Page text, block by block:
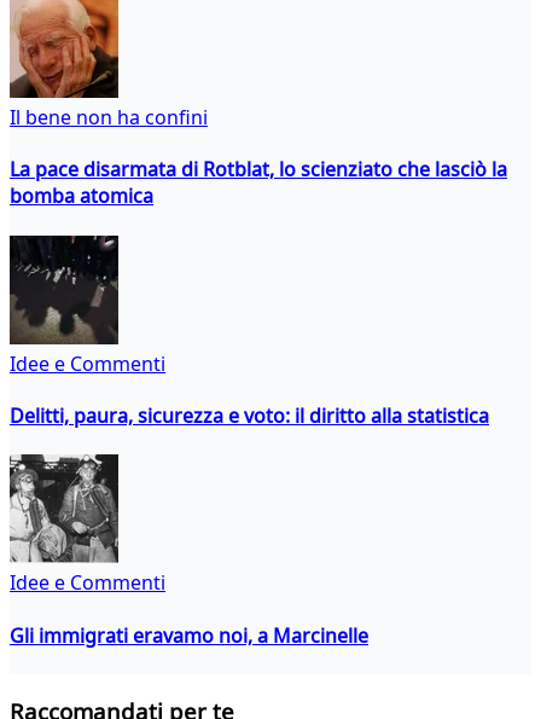
Il bene non ha confini
La pace disarmata di Rotblat, lo scienziato che lasciò la
bomba atomica
Idee e Commenti
Delitti, paura, sicurezza e voto: il diritto alla statistica
Idee e Commenti
Gli immigrati eravamo noi, a Marcinelle
Raccomandati per te